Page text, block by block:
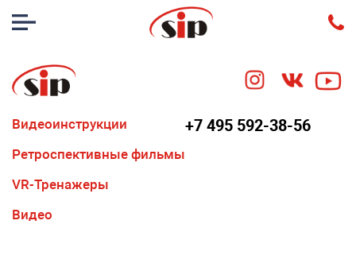
Видеоинструкции
Ретроспективные фильмы
VR-Тренажеры
Видео
+7 495 592-38-56